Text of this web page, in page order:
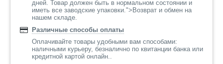
дней. Товар должен быть в нормальном состоянии и
иметь все заводские упаковки.">Возврат и обмен на
нашем складе.
Различные способы оплаты
Оплачивайте товары удобными вам способами:
наличными курьеру, безналично по квитанции банка или
кредитной картой онлайн..